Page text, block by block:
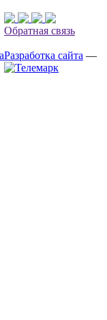
Обратная связь
Разработка сайта —